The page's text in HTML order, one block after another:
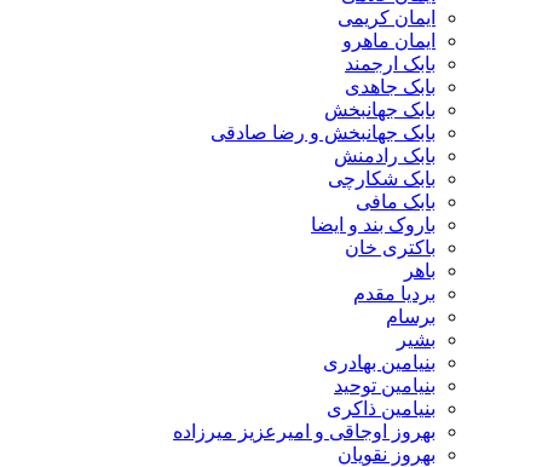
ایمان کریمی
ایمان ماهرو
بابک ارجمند
بابک جاهدی
بابک جهانبخش
بابک جهانبخش و رضا صادقی
بابک رادمنش
بابک شکارچی
بابک مافی
باروک بند و ایضا
باکتری خان
باهر
بردیا مقدم
برسام
بشیر
بنیامین بهادری
بنیامین توحید
بنیامین ذاکری
بهروز اوجاقی و امیرعزیز میرزاده
بهروز نقویان